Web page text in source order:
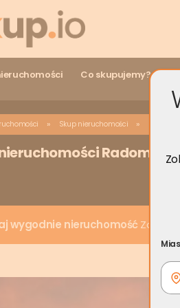
Co skupujemy?
» Skup nieruchomości »
Radomsko
wygodnie nieruchomość